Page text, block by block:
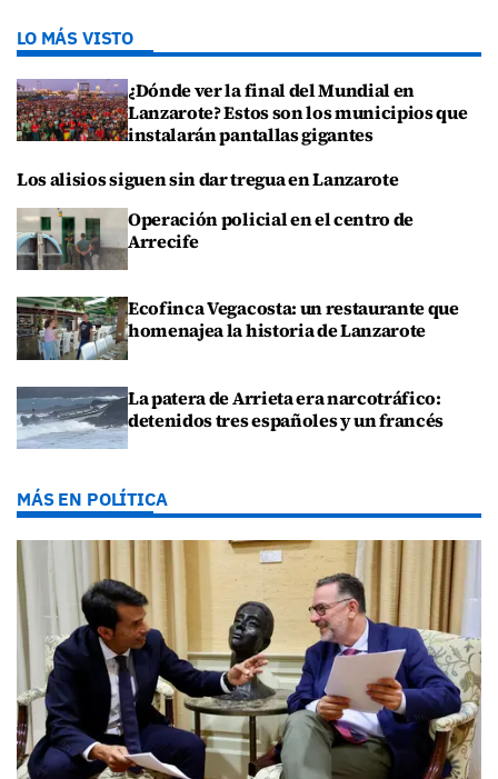
LO MÁS VISTO
¿Dónde ver la final del Mundial en
Lanzarote? Estos son los municipios que
instalarán pantallas gigantes
Los alisios siguen sin dar tregua en Lanzarote
Operación policial en el centro de
Arrecife
Ecofinca Vegacosta: un restaurante que
homenajea la historia de Lanzarote
La patera de Arrieta era narcotráfico:
detenidos tres españoles y un francés
MÁS EN POLÍTICA